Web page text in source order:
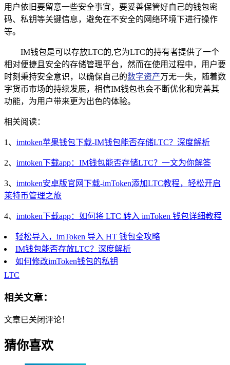
用户依旧要留意一些安全事宜，要妥善保管好自己的钱包密
码、私钥等关键信息，避免在不安全的网络环境下进行操作
等。
IM钱包是可以存放LTC的,它为LTC的持有者提供了一个
相对便捷且安全的存储管理平台，然而在使用过程中，用户要
时刻秉持安全意识，以确保自己的数字资产万无一失，随着数
字货币市场的持续发展，相信IM钱包也会不断优化和完善其
功能，为用户带来更为出色的体验。
相关阅读：
1、 imtoken苹果钱包下载-IM钱包能否存储LTC？深度解析
2、 imtoken下载app：IM钱包能否存储LTC？一文为你解答
3、 imtoken安卓版官网下载-imToken添加LTC教程，轻松开启
莱特币管理之旅
4、 imtoken下载app：如何将 LTC 转入 imToken 钱包详细教程
轻松导入，imToken 导入 HT 钱包全攻略
IM钱包能否存放LTC？深度解析
如何修改imToken钱包的私钥
LTC
相关文章：
文章已关闭评论！
猜你喜欢